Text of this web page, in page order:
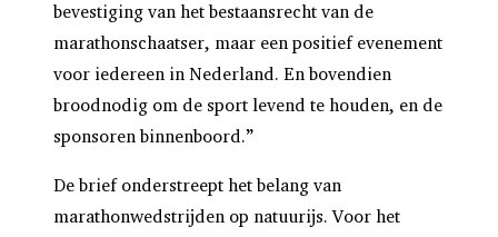
bevestiging van het bestaansrecht van de
marathonschaatser, maar een positief evenement
voor iedereen in Nederland. En bovendien
broodnodig om de sport levend te houden, en de
sponsoren binnenboord.”
De brief onderstreept het belang van
marathonwedstrijden op natuurijs. Voor het